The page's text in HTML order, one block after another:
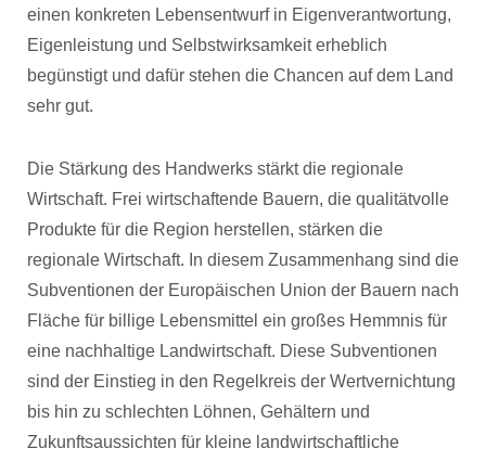
einen konkreten Lebensentwurf in Eigenverantwortung,
Eigenleistung und Selbstwirksamkeit erheblich
begünstigt und dafür stehen die Chancen auf dem Land
sehr gut.
Die Stärkung des Handwerks stärkt die regionale
Wirtschaft. Frei wirtschaftende Bauern, die qualitätvolle
Produkte für die Region herstellen, stärken die
regionale Wirtschaft. In diesem Zusammenhang sind die
Subventionen der Europäischen Union der Bauern nach
Fläche für billige Lebensmittel ein großes Hemmnis für
eine nachhaltige Landwirtschaft. Diese Subventionen
sind der Einstieg in den Regelkreis der Wertvernichtung
bis hin zu schlechten Löhnen, Gehältern und
Zukunftsaussichten für kleine landwirtschaftliche